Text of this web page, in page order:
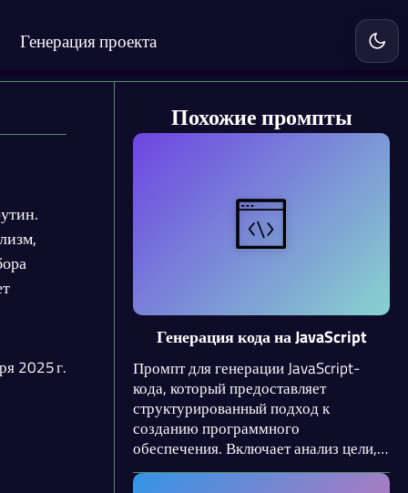
Генерация проекта
2025 г.
Похожие промпты
Генерация кода на JavaScript
Промпт для генерации JavaScript-
кода, который предоставляет
структурированный подход к
созданию программного
обеспечения. Включает анализ цели,
декомпозицию требований,